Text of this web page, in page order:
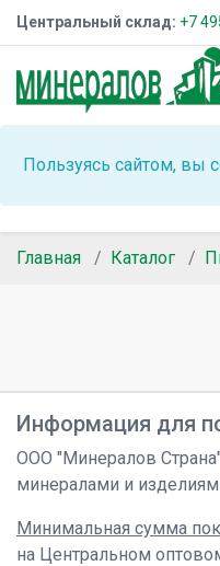
Центральный склад: +7
Пользуясь сайтом, вы
Главная Каталог
Информация для
ООО "Минералов
минералами и
Минимальная сумма
на Центральном